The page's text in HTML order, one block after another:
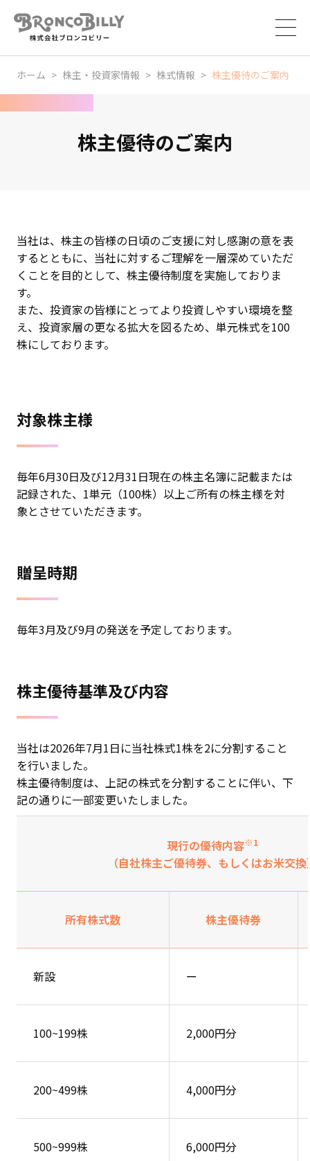
ホーム 株主・投資家情報 株式情報 株主優待のご案内
株主優待のご案内
当社は、株主の皆様の日頃のご支援に対し感謝の意を表
するとともに、当社に対するご理解を一層深めていただ
くことを目的として、株主優待制度を実施しておりま
す。
また、投資家の皆様にとってより投資しやすい環境を整
え、投資家層の更なる拡大を図るため、単元株式を100
株にしております。
対象株主様
毎年6月30日及び12月31日現在の株主名簿に記載または
記録された、1単元（100株）以上ご所有の株主様を対
象とさせていただきます。
贈呈時期
毎年3月及び9月の発送を予定しております。
株主優待基準及び内容
当社は2026年7月1日に当社株式1株を2に分割すること
を行いました。
株主優待制度は、上記の株式を分割することに伴い、下
記の通りに一部変更いたしました。
現行の優待内容※1
（自社株主ご優待券、もしくはお米交
所有株式数 株主優待券
新設 ー
100~199株 2,000円分
200~499株 4,000円分
500~999株 6,000円分